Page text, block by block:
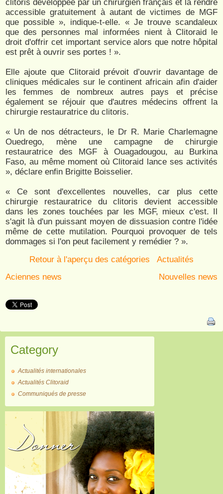
clitoris développée par un chirurgien français et la rendre
accessible gratuitement à autant de victimes de MGF
que possible », indique-t-elle. « Je trouve scandaleux
que des personnes mal informées nient à Clitoraid le
droit d'offrir cet important service alors que notre hôpital
est prêt à ouvrir ses portes ! ».
Elle ajoute que Clitoraid prévoit d’ouvrir davantage de
cliniques médicales sur le continent africain afin d'aider
les femmes de nombreux autres pays et précise
également se réjouir que d'autres médecins offrent la
chirurgie restauratrice du clitoris.
« Un de nos détracteurs, le Dr R. Marie Charlemagne
Ouedrego, mène une campagne de chirurgie
restauratrice des MGF à Ouagadougou, au Burkina
Faso, au même moment où Clitoraid lance ses activités
», déclare enfin Brigitte Boisselier.
« Ce sont d'excellentes nouvelles, car plus cette
chirurgie restauratrice du clitoris devient accessible
dans les zones touchées par les MGF, mieux c'est. Il
s'agit là d'un puissant moyen de dissuasion contre l'idée
même de cette mutilation. Pourquoi provoquer de tels
dommages si l'on peut facilement y remédier ? ».
Retour à l'aperçu des catégories
Actualités
Aciennes news
Nouvelles news
Category
Actualités internationales
Actualités Clitoraid
Communiqués de presse
Donner